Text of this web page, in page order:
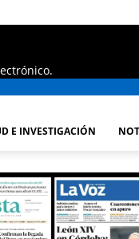
E INVESTIGACIÓN